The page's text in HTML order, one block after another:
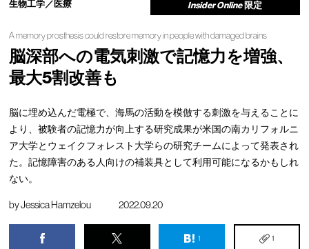
生物工学／医療 Insider Online 限定
A memory prosthesis could restore memory in people with damaged brains
脳深部への電気刺激で記憶力を増強、
最大5割改善も
脳に埋め込んだ電極で、海馬の活動を模倣する刺激を与えることに
より、被験者の記憶力が向上する研究成果が米国の南カリフォルニ
ア大学とウェイクフォレスト大学らの研究チームによって発表され
た。記憶障害のある人向けの補装具として利用可能になるかもしれ
ない。
byJessica Hamzelou 2022.09.20
1 1